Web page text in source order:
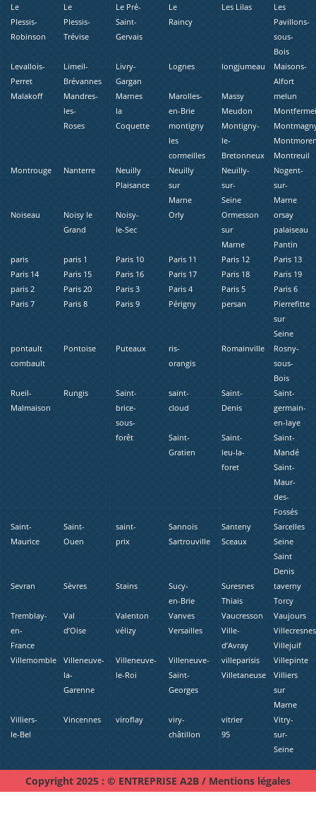
Le
Plessis-
Robinson
Le
Plessis-
Trévise
Le Pré-
Saint-
Gervais
Le
Raincy
Les Lilas
Les
Pavillons-
sous-
Bois
Levallois-
Perret
Limeil-
Brévannes
Livry-
Gargan
Lognes longjumeau
Maisons-
Alfort
Malakoff
Mandres-
les-
Roses
Marnes
la
Coquette
Marolles-
en-Brie
Massy
melun
Meudon
montigny
les
cormeilles
Montigny-
le-
Bretonneux
Montreuil
Montrouge
Nanterre
Neuilly
Plaisance
Neuilly
sur
Marne
Neuilly-
sur-
Seine
Nogent-
sur-
Marne
Noiseau
Noisy le
Grand
Noisy-
le-Sec
Orly
Ormesson
sur
Marne
orsay
palaiseau
Pantin
paris
paris 1 Paris 10 Paris 11 Paris 12
Paris 13
Paris 14
Paris 15 Paris 16 Paris 17 Paris 18
Paris 19
paris 2
Paris 20 Paris 3 Paris 4 Paris 5
Paris 6
Paris 7
Paris 8 Paris 9 Périgny persan
Pierrefitte
sur
Seine
pontault
combault
Pontoise Puteaux
ris-
orangis
Romainville
Rosny-
sous-
Bois
Rueil-
Malmaison
Rungis
Saint-
brice-
sous-
forêt
saint-
cloud
Saint-
Denis
Saint-
germain-
en-laye
Saint-
Gratien
Saint-
leu-la-
foret
Saint-
Mandé
Saint-
Maur-
des-
Fossés
Saint-
Maurice
Saint-
Ouen
saint-
prix
Sannois Santeny
Sarcelles
Sartrouville
Sceaux
Seine
Saint
Denis
Sevran
Sèvres Stains
Sucy-
en-Brie
Suresnes
taverny
Thiais
Torcy
Tremblay-
en-
France
Val
d’Oise
Valenton Vanves Vaucresson
Vaujours
vélizy
Versailles
Ville-
d’Avray
Villecresnes
Villejuif
Villemomble
Villeneuve-
la-
Garenne
Villeneuve-
le-Roi
Villeneuve-
Saint-
Georges
villeparisis
Villepinte
Villetaneuse
Villiers
sur
Marne
Villiers-
le-Bel
Vincennes viroflay
viry-
châtillon
vitrier
95
Vitry-
sur-
Seine
Copyright 2025 : © ENTREPRISE A2B / Mentions légales